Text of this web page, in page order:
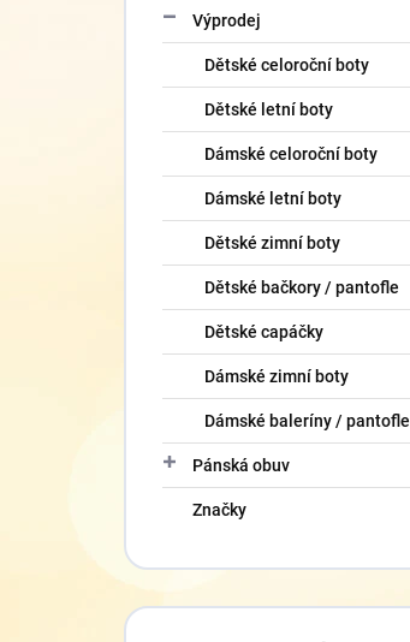
Výprodej
Dětské celoroční boty
Dětské letní boty
Dámské celoroční boty
Dámské letní boty
Dětské zimní boty
Dětské bačkory / pantofle
Dětské capáčky
Dámské zimní boty
Dámské baleríny / pantofle
Pánská obuv
Značky